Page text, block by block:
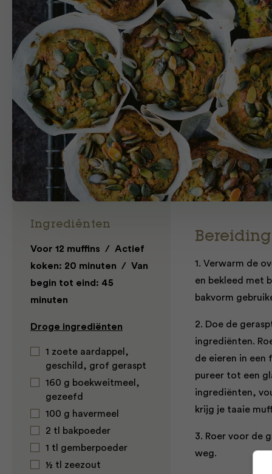
Ingrediënten
Voor 12 muffins / Actief
koken: 20 minuten / Van
begin tot eind: 45
minuten
Droge ingrediënten
1 zoete aardappel,
geschild, grof geraspt
160 g boekweitmeel,
gezeefd
100 g havermeel
2 tl bakpoeder
1 tl gemberpoeder
½ tl zeezout
Bereiding
1. Verwarm de
en bekleed met
bakvorm
2. Doe de
ingrediënten.
de eieren in
pureer tot een
ingrediënten,
krijg je taaie
3. Roer voor de
weg.